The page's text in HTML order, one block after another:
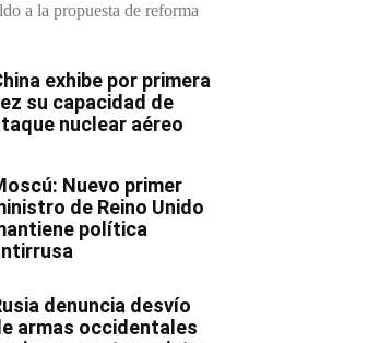
a la propuesta de reforma
exhibe por primera
su capacidad de
nuclear aéreo
Nuevo primer
de Reino Unido
política
denuncia desvío
armas occidentales